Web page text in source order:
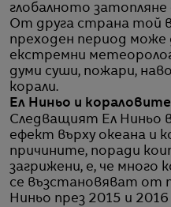
глобалното затопляне
От друга страна той
преходен период може
екстремни
думи суши, пожари,
корали.
Ел Ниньо и
Следващият Ел Ниньо
ефект върху океана и
причините, поради
загрижени, е, че много
се възстановяват от
Ниньо през 2015 и